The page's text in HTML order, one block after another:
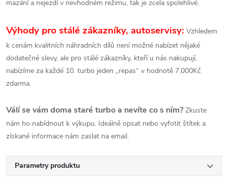
mazání a nejezdí v nevhodném režimu, tak je zcela spolehlivé.
Výhody pro stálé zákazníky, autoservisy: Vzhledem
k cenám kvalitních náhradních dílů není možné nabízet nějaké
dodatečné slevy, ale pro stálé zákazníky, kteří u nás nakupují,
nabízíme za každé 10. turbo jeden „repas“ v hodnotě 7.000Kč
zdarma.
Válí se vám doma staré turbo a nevíte co s ním? Zkuste
nám ho nabídnout k výkupu. Ideálně opsat nebo vyfotit štítek a
získané informace nám zaslat na email.
Parametry produktu